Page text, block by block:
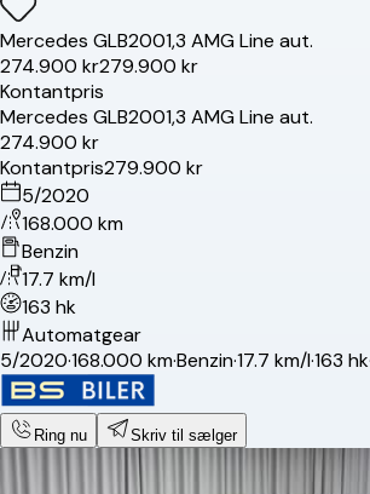
Mercedes GLB2001,3 AMG Line aut.
274.900 kr279.900 kr
Kontantpris
Mercedes GLB2001,3 AMG Line aut.
274.900 kr
Kontantpris279.900 kr
5/2020
168.000 km
Benzin
17.7 km/l
163 hk
Automatgear
5/2020·168.000 km·Benzin·17.7 km/l·163 hk·
Ring nu Skriv til sælger